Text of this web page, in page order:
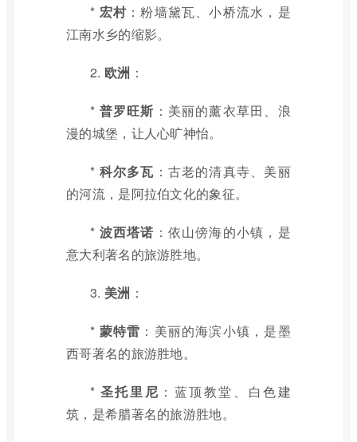
* 宏村 ：粉墙黛瓦、小桥流水，是
江南水乡的缩影。
2. 欧洲 ：
* 普罗旺斯 ：美丽的薰衣草田、浪
漫的城堡，让人心旷神怡。
* 科尔多瓦 ：古老的清真寺、美丽
的河流，是阿拉伯文化的象征。
* 波西塔诺 ：依山傍海的小镇，是
意大利著名的旅游胜地。
3. 美洲 ：
* 蒙特雷 ：美丽的海滨小镇，是墨
西哥著名的旅游胜地。
* 圣托里尼 ：蓝顶教堂、白色建
筑，是希腊著名的旅游胜地。